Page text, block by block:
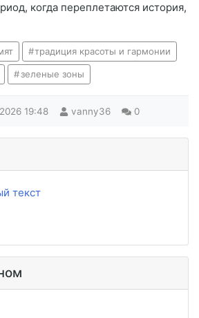
когда переплетаются история,
традиция красоты и гармонии
зеленые зоны
19:48 vanny36 0